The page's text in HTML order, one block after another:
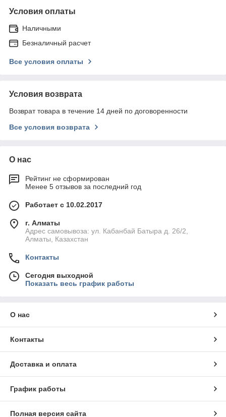
Условия оплаты
Наличными
Безналичный расчет
Все условия оплаты
Условия возврата
Возврат товара в течение 14 дней по договоренности
Все условия возврата
О нас
Рейтинг не сформирован
Менее 5 отзывов за последний год
Работает с 10.02.2017
г. Алматы
Адрес самовывоза: ул. Кабанбай Батыра д. 26/2,
Алматы, Казахстан
Контакты
Сегодня выходной
Показать весь график работы
О нас
Контакты
Доставка и оплата
График работы
Полная версия сайта